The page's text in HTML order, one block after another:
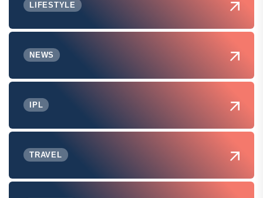
LIFESTYLE
NEWS
IPL
TRAVEL